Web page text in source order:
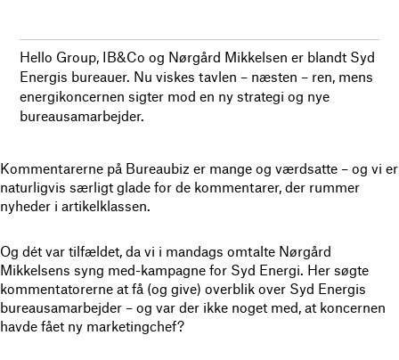
Hello Group, IB&Co og Nørgård Mikkelsen er blandt Syd
Energis bureauer. Nu viskes tavlen – næsten – ren, mens
energikoncernen sigter mod en ny strategi og nye
bureausamarbejder.
Kommentarerne på Bureaubiz er mange og værdsatte – og vi er
naturligvis særligt glade for de kommentarer, der rummer
nyheder i artikelklassen.
Og dét var tilfældet, da vi i mandags omtalte Nørgård
Mikkelsens syng med-kampagne for Syd Energi. Her søgte
kommentatorerne at få (og give) overblik over Syd Energis
bureausamarbejder – og var der ikke noget med, at koncernen
havde fået ny marketingchef?